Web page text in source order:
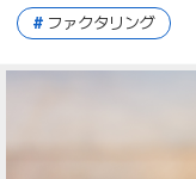
ファクタリング